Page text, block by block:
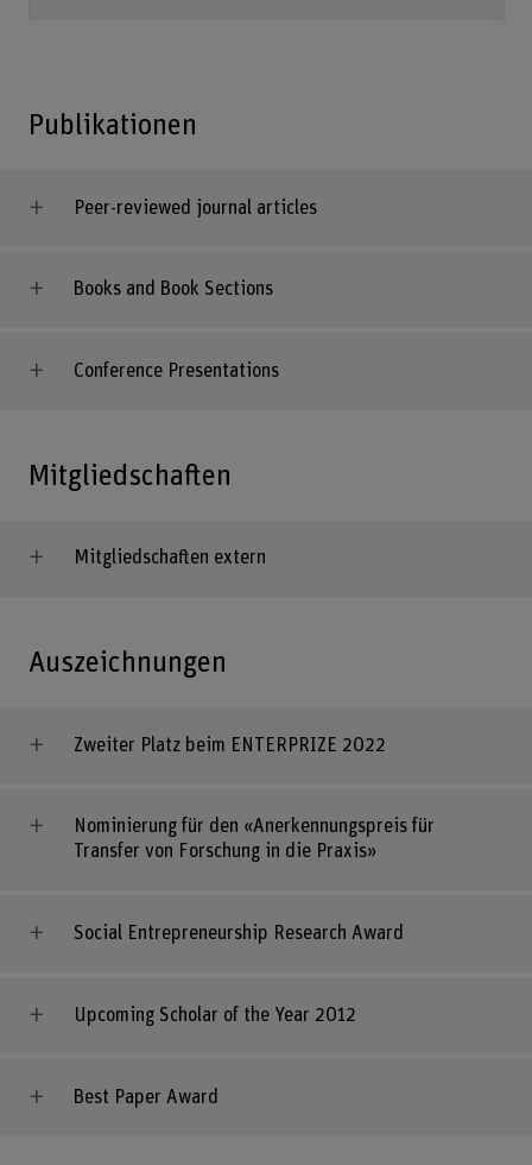
Publikationen
Peer-reviewed journal articles
Books and Book Sections
Conference Presentations
Mitgliedschaften
Mitgliedschaften extern
Auszeichnungen
Zweiter Platz beim ENTERPRIZE 2022
Nominierung für den «Anerkennungspreis für
Transfer von Forschung in die Praxis»
Social Entrepreneurship Research Award
Upcoming Scholar of the Year 2012
Best Paper Award